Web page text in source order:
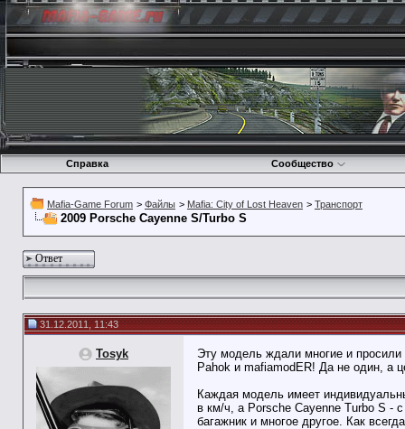
Справка Сообщество
Mafia-Game Forum > Файлы > Mafia: City of Lost Heaven > Транспорт
2009 Porsche Cayenne S/Turbo S
Ответ
31.12.2011, 11:43
Tosyk
Эту модель ждали многие и
Pahok и mafiamodER! Да не один, а
Каждая модель имеет
в км/ч, а Porsche Cayenne Turbo S -
багажник и многое другое. Как